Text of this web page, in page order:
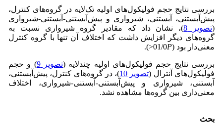
بررسی نتایج حجم فولیکول‌های اولیه تک‌لایه در گروه‌های کنترل،
پیش‌آبستنی، آبستنی، شیرواری و پیش‌آبستنی-آبستنی-شیرواری
(تصویر 8
)، نشان داد که مقادیر گروه شیرواری نسبت به
گروه‌های دیگر افزایش داشت که اختلاف آن تنها با گروه کنترل
معنی‌دار بود (01/0P
<).
بررسی نتایج حجم فولیکول‌های اولیه چند‌لایه (تصویر 9 ) و حجم
فولیکول‌های آنترال (تصویر 10
)، در گروه‌های‌ کنترل، پیش‌آبستنی،
آبستنی، شیرواری و پیش‌آبستنی-آبستنی-شیرواری، اختلاف
معنی‌داری بین گروه‌ها مشاهده نشد.
بحث